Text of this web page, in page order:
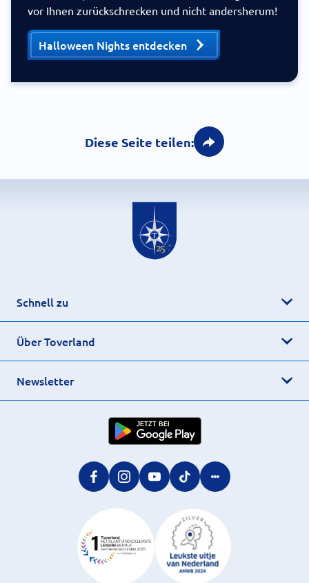
vor Ihnen zurückschrecken und nicht andersherum!
Halloween Nights entdecken
Diese Seite teilen:
Schnell zu
Über Toverland
Newsletter
JETZT BEI